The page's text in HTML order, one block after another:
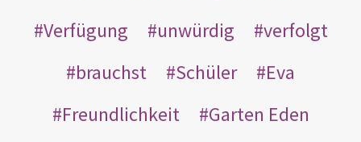
Verfügung
unwürdig
verfolgt
brauchst
Schüler
Eva
Freundlichkeit
Garten Eden